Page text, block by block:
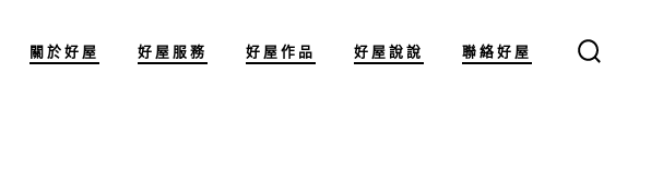
關於好屋 好屋服務 好屋作品 好屋說說 聯絡好屋